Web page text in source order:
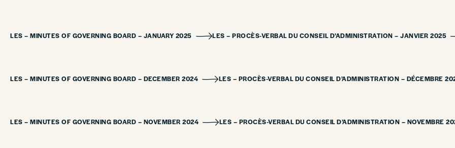
LES – MINUTES OF GOVERNING BOARD – JANUARY 2025 LES – PROCÈS-VERBAL DU CONSEIL D’ADMINISTRATION – JANVIER 2025
LES – MINUTES OF GOVERNING BOARD – DECEMBER 2024 LES – PROCÈS-VERBAL DU CONSEIL D’ADMINISTRATION – DÉCEMBRE
LES – MINUTES OF GOVERNING BOARD – NOVEMBER 2024 LES – PROCÈS-VERBAL DU CONSEIL D’ADMINISTRATION – NOVEMBRE